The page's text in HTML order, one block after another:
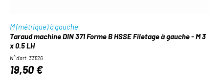
M (métrique) à gauche
Taraud machine DIN 371 Forme B HSSE Filetage à gauche - M 3
x 0.5 LH
N° d'art. 33526
19,50 €